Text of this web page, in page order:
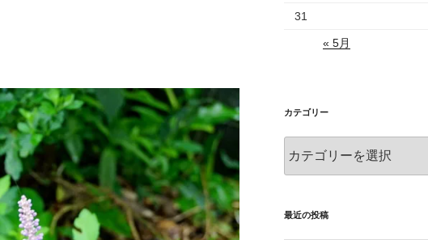
31
« 5月
カテゴリー
テ
ー
最近の投稿